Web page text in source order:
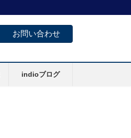
お問い合わせ
indioブログ